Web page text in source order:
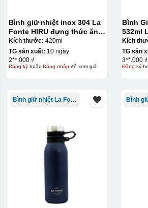
lại mực in logo dính chết lên gốm
size="full"
Ưu, nhược điểm của in
trên gốm sứ
Bình giữ nhiệt inox 304 La
Fonte HIRU đựng thức ăn
420 ml – 012348
Kích thước: 420ml
TG sản xuất: 10 ngày
2**.000 ₫
Đăng kýhoặc Đăng nhậpđể xem giá
Bình
Kích
TG sản
3**.000 ₫
Đăng ký
Bình giữ nhiệt La Fonte